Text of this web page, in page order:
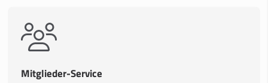
Mitglieder-Service